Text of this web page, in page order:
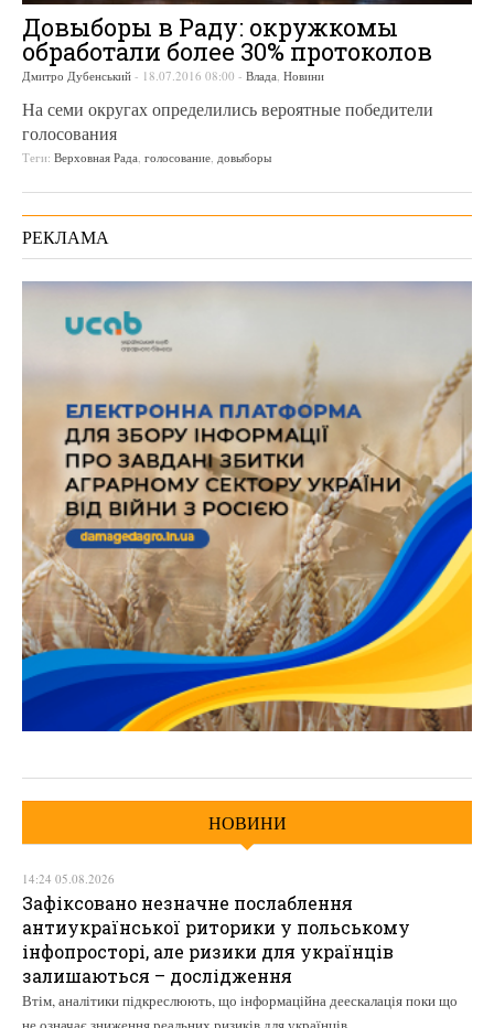
Довыборы в Раду: окружкомы
обработали более 30% протоколов
Дмитро Дубенський - 18.07.2016 08:00 - Влада Новини
На семи округах определились вероятные победители
голосования
Теги: Верховная Рада голосование довыборы
РЕКЛАМА
НОВИНИ
14:24 05.08.2026
Зафіксовано незначне послаблення
антиукраїнської риторики у польському
інфопросторі, але ризики для українців
залишаються – дослідження
Втім, аналітики підкреслюють, що інформаційна деескалація поки що